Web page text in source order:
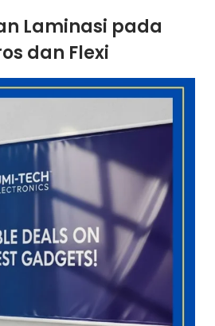
Laminasi pada
dan Flexi